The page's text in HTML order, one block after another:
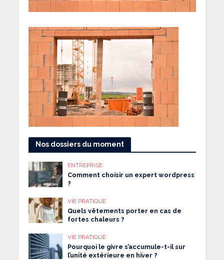
Nos dossiers du moment
ENTREPRISE
Comment choisir un expert wordpress
?
VIE PRATIQUE
Quels vêtements porter en cas de
fortes chaleurs ?
VIE PRATIQUE
Pourquoi le givre s’accumule-t-il sur
l’unité extérieure en hiver ?